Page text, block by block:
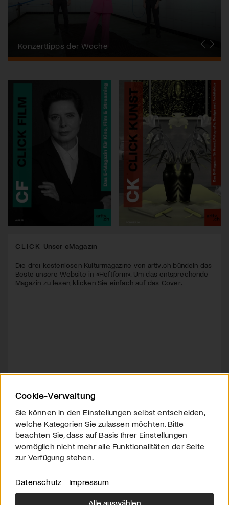
Alpentöne
Konzerttipps der Woche
Stanser Musiktage
FONDATION SUISA
Festival da Jazz
J.S. Bach-Stiftung
CLICK Unser eMagazin
Die drei kostenlosen Kulturmagazine von arttv.ch bündeln das
Beste unsere Website in «Heftform». Um das entsprechende
Magazin zu lesen, klicken Sie einfach auf das Cover.
Cookie-Verwaltung
Sie können in den Einstellungen selbst entscheiden,
welche Kategorien Sie zulassen möchten. Bitte
beachten Sie, dass auf Basis Ihrer Einstellungen
womöglich nicht mehr alle Funktionalitäten der Seite
zur Verfügung stehen.
Datenschutz Impressum
Alle auswählen